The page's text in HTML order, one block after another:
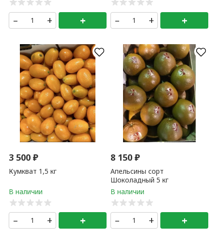
– + + – + +
3 500₽
Кумкват 1,5 кг
– + +
8 150₽
Апельсины сорт
Шоколадный 5 кг
– + +